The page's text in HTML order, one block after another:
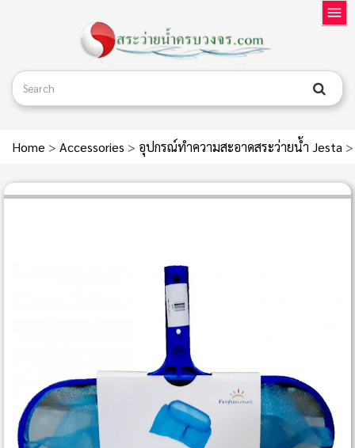
Home > Accessories > อุปกรณ์ทำความสะอาดสระว่ายน้ำ Jesta >